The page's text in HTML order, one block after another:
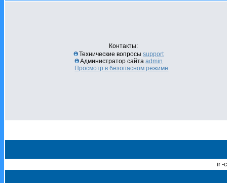
Контакты:
Технические вопросыsupport
Администратор сайтаadmin
Просмотр в безопасном режиме
ir -